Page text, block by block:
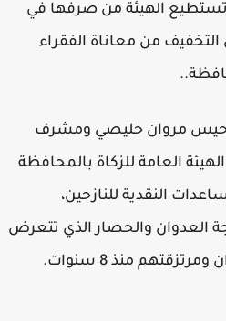
الهيئة من صرفها في
من معاناة الفقراء
مروان حليصي ومشرف
العامة للزكاة بالمحافظة
النقدية للنازحين،
والحصار الذي تتعرض
منذ 8 سنوات.